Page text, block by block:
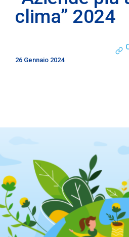
clima” 2024
26 Gennaio 2024